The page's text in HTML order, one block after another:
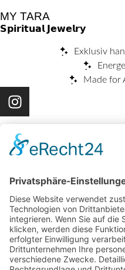
MY TARA
𝗦𝗽𝗶𝗿𝗶𝘁𝘂𝗮𝗹 𝗝𝗲𝘄𝗲𝗹𝗿𝘆
Exklusiv
Made for